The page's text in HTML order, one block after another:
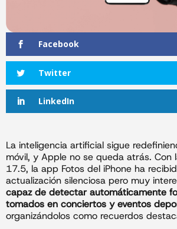
Facebook
Twitter
LinkedIn
La inteligencia artificial sigue
móvil, y Apple no se queda atrás. Con
17.5, la app Fotos del iPhone ha
actualización silenciosa pero muy
capaz de detectar automáticamente
tomados en conciertos y eventos
organizándolos como recuerdos